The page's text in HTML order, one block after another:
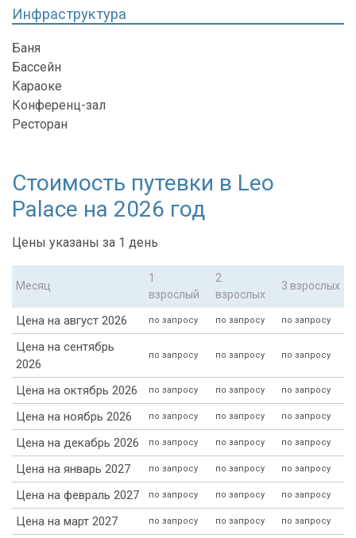
Инфраструктура
Баня
Бассейн
Караоке
Конференц-зал
Ресторан
Стоимость путевки в Leo
Palace на 2026 год
Цены указаны за 1 день
Месяц
1
взрослый
2
взрослых
3 взрослых
Цена на август 2026 по запросу по запросу по запросу
Цена на сентябрь
2026
по запросу по запросу по запросу
Цена на октябрь 2026 по запросу по запросу по запросу
Цена на ноябрь 2026 по запросу по запросу по запросу
Цена на декабрь 2026 по запросу по запросу по запросу
Цена на январь 2027 по запросу по запросу по запросу
Цена на февраль 2027 по запросу по запросу по запросу
Цена на март 2027 по запросу по запросу по запросу